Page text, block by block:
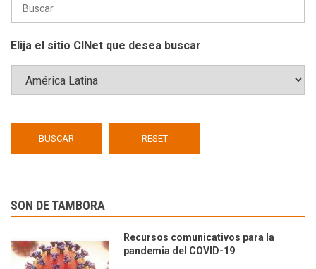
Elija el sitio CINet que desea buscar
SON DE TAMBORA
Recursos comunicativos para la
pandemia del COVID-19